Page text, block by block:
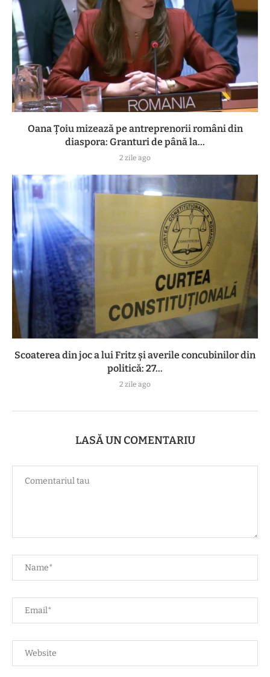
Oana Țoiu mizează pe antreprenorii români din
diaspora: Granturi de până la...
2 zile ago
Scoaterea din joc a lui Fritz și averile concubinilor din
politică: 27...
2 zile ago
LASĂ UN COMENTARIU